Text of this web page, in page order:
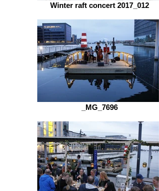
Winter raft concert 2017_012
_MG_7696